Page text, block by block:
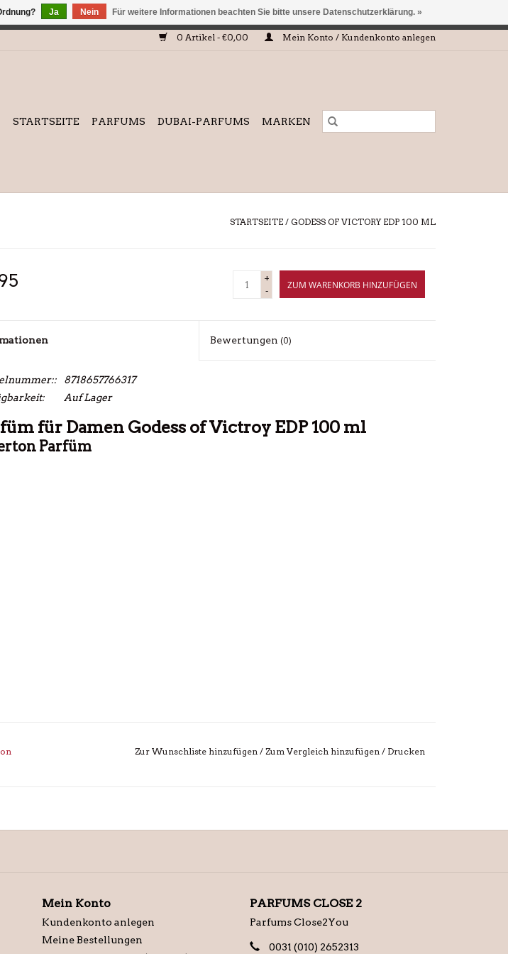
0 Artikel - €0,00 Mein Konto / Kundenkonto anlegen
STARTSEITE PARFUMS DUBAI-PARFUMS MARKEN
STARTSEITE / GODESS OF VICTORY EDP 100 ML
+
-
ZUM WARENKORB HINZUFÜGEN
Bewertungen (0)
8718657766317
Auf Lager
für Damen Godess of Victroy EDP 100 ml
Parfüm
Zur Wunschliste hinzufügen / Zum Vergleich hinzufügen / Drucken
Mein Konto
Kundenkonto anlegen
Meine Bestellungen
PARFUMS CLOSE 2
Parfums Close2You
0031 (010) 2652313
Ja Nein Für weitere Informationen beachten Sie bitte unsere Datenschutzerklärung. »
können nicht alle Bestellungen eingehalten oder erfüllt werden.